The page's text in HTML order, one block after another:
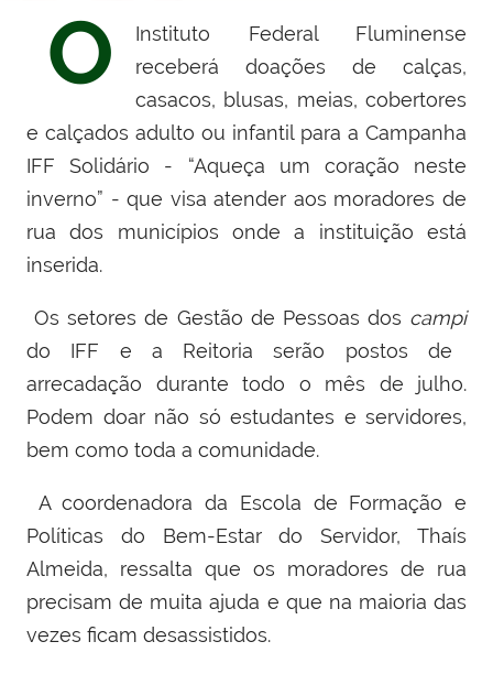
O
Instituto Federal Fluminense
receberá doações de calças,
casacos, blusas, meias, cobertores
e calçados adulto ou infantil para a Campanha
IFF Solidário - “Aqueça um coração neste
inverno” - que visa atender aos moradores de
rua dos municípios onde a instituição está
inserida.
Os setores de Gestão de Pessoas dos campi
do IFF e a Reitoria serão postos de
arrecadação durante todo o mês de julho.
Podem doar não só estudantes e servidores,
bem como toda a comunidade.
A coordenadora da Escola de Formação e
Políticas do Bem-Estar do Servidor, Thaís
Almeida, ressalta que os moradores de rua
precisam de muita ajuda e que na maioria das
vezes ficam desassistidos.